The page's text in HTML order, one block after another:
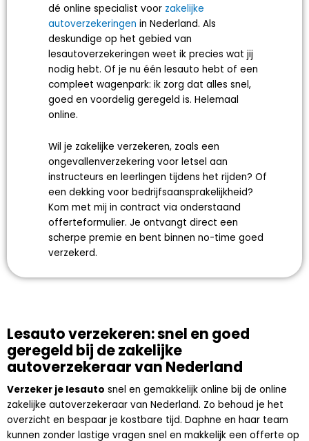
dé online specialist voor zakelijke
autoverzekeringen in Nederland. Als
deskundige op het gebied van
lesautoverzekeringen weet ik precies wat jij
nodig hebt. Of je nu één lesauto hebt of een
compleet wagenpark: ik zorg dat alles snel,
goed en voordelig geregeld is. Helemaal
online.
Wil je zakelijke verzekeren, zoals een
ongevallenverzekering voor letsel aan
instructeurs en leerlingen tijdens het rijden? Of
een dekking voor bedrijfsaansprakelijkheid?
Kom met mij in contract via onderstaand
offerteformulier. Je ontvangt direct een
scherpe premie en bent binnen no-time goed
verzekerd.
Lesauto verzekeren: snel en goed
geregeld bij de zakelijke
autoverzekeraar van Nederland
Verzeker je lesauto snel en gemakkelijk online bij de online
zakelijke autoverzekeraar van Nederland. Zo behoud je het
overzicht en bespaar je kostbare tijd. Daphne en haar team
kunnen zonder lastige vragen snel en makkelijk een offerte op